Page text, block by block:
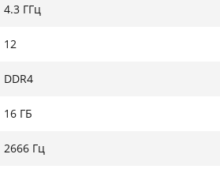
с датчиком, тихий и
4.3 ГГц
12
DDR4
16 ГБ
2666 Гц